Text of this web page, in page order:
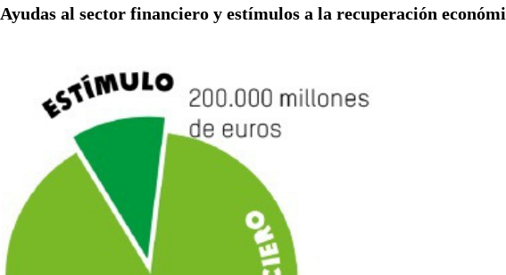
Ayudas al sector financiero y estímulos a la recuperación